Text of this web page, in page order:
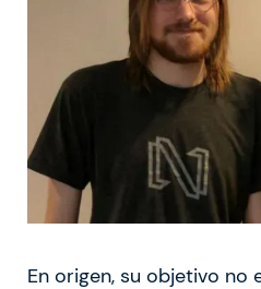
En origen, su objetivo no